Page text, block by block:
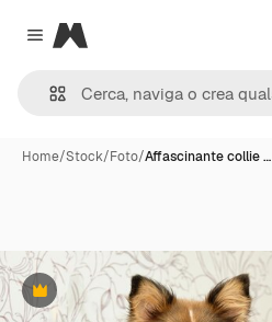
Close menu
Magnific
Home/Stock/Foto/Affascinante collie …
Premium